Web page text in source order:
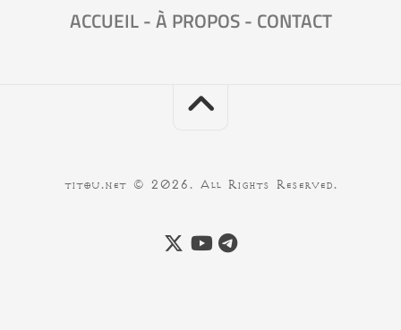
ACCUEIL-À PROPOS- CONTACT
titou.net © 2026. All Rights Reserved.